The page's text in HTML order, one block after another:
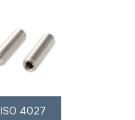
ISO 4027